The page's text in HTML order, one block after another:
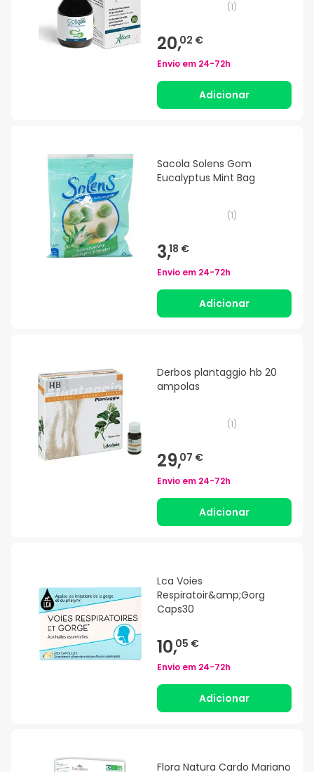
(1)
20,02 €
Envio em 24-72h
Adicionar
Sacola Solens Gom
Eucalyptus Mint Bag
(1)
3,18 €
Envio em 24-72h
Adicionar
Derbos plantaggio hb 20
ampolas
(1)
29,07 €
Envio em 24-72h
Adicionar
Lca Voies
Respiratoir&amp;Gorg
Caps30
10,05 €
Envio em 24-72h
Adicionar
Flora Natura Cardo Mariano